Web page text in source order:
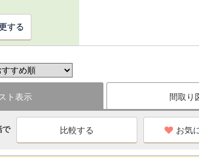
する
ト表示 間取り
で お気